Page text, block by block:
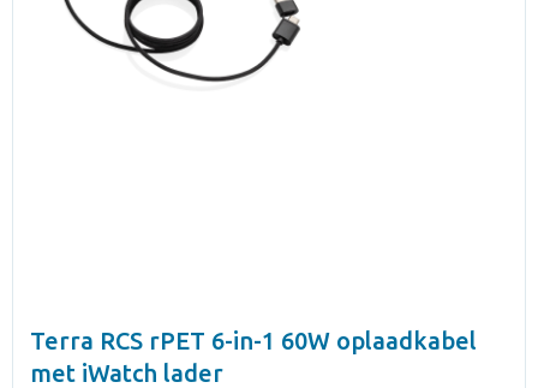
Terra RCS rPET 6-in-1 60W oplaadkabel
met iWatch lader